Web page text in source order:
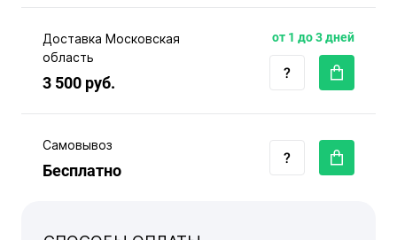
Доставка Московская
область
3 500 руб.
от 1 до 3 дней
Самовывоз
Бесплатно